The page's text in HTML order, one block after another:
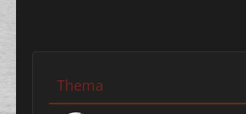
Thema